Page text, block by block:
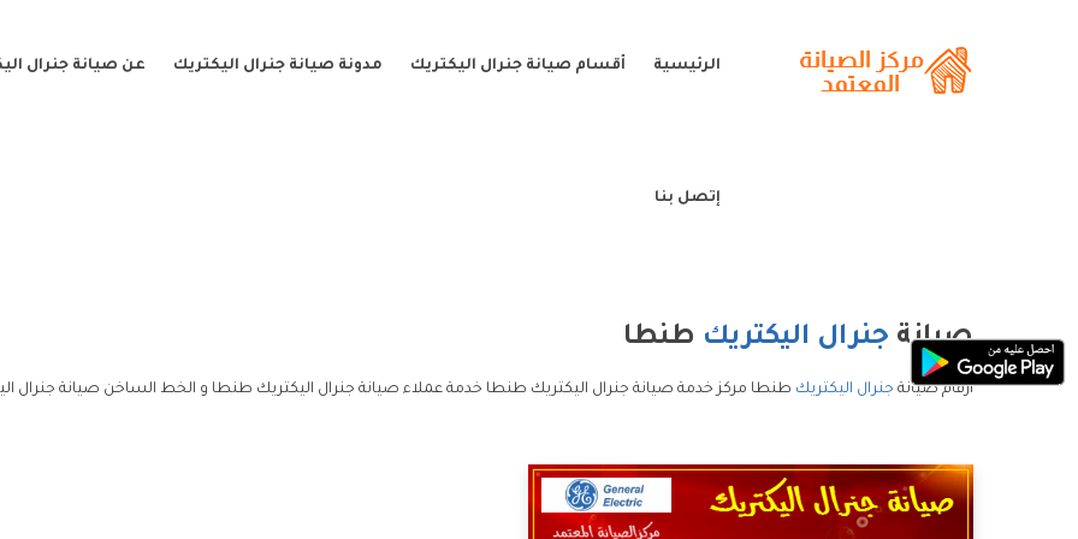
الرئيسية أقسام صيانة جنرال اليكتريك مدونة صيانة جنرال اليكتريك عن صيانة جنرال
إتصل بنا
صيانة جنرال اليكتريك طنطا
ارقام صيانة جنرال اليكتريك طنطا مركز خدمة صيانة جنرال اليكتريك طنطا خدمة عملاء صيانة جنرال اليكتريك طنطا و الخط الساخن صيانة جنرال